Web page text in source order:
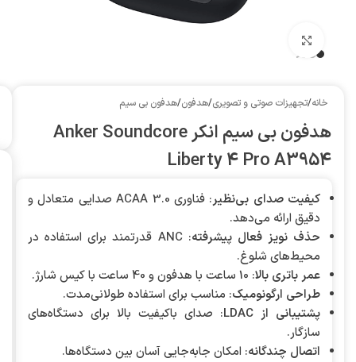
خانه/تجهیزات صوتی و تصویری/هدفون/هدفون بی سیم
هدفون بی سیم انکر Anker Soundcore
Liberty 4 Pro A3954
کیفیت صدای بی‌نظیر
: فناوری ACAA 3.0 صدایی متعادل و
دقیق ارائه می‌دهد.
حذف نویز فعال پیشرفته
: ANC قدرتمند برای استفاده در
محیط‌های شلوغ.
عمر باتری بالا: 10 ساعت با هدفون و 40 ساعت با کیس شارژ.
طراحی ارگونومیک: مناسب برای استفاده طولانی‌مدت.
پشتیبانی از LDAC
: صدای باکیفیت بالا برای دستگاه‌های
سازگار.
اتصال چندگانه: امکان جابه‌جایی آسان بین دستگاه‌ها.